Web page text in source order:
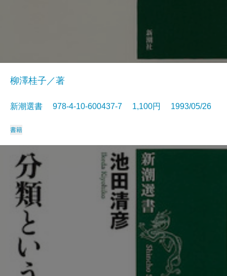
柳澤桂子／著
新潮選書 978-4-10-600437-7 1,100円 1993/05/26
書籍